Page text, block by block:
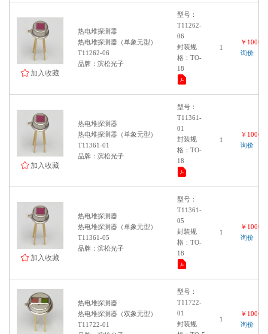
加入收藏
热电堆探测器
热电堆探测器（单象元型）
T11262-06
品牌：滨松光子
型号：
T11262-
06
封装规
格：TO-
18
1
￥
询价
加入收藏
热电堆探测器
热电堆探测器（单象元型）
T11361-01
品牌：滨松光子
型号：
T11361-
01
封装规
格：TO-
18
1
￥
询价
加入收藏
热电堆探测器
热电堆探测器（单象元型）
T11361-05
品牌：滨松光子
型号：
T11361-
05
封装规
格：TO-
18
1
￥
询价
热电堆探测器
热电堆探测器（双象元型）
T11722-01
型号：
T11722-
01
封装规
1
￥
询价